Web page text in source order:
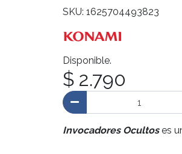
SKU: 1625704493823
Disponible.
$ 2.790
Invocadores Ocultoses